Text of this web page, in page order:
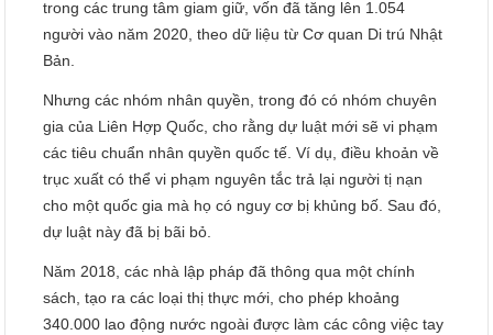
trong các trung tâm giam giữ, vốn đã tăng lên 1.054
người vào năm 2020, theo dữ liệu từ Cơ quan Di trú Nhật
Bản.
Nhưng các nhóm nhân quyền, trong đó có nhóm chuyên
gia của Liên Hợp Quốc, cho rằng dự luật mới sẽ vi phạm
các tiêu chuẩn nhân quyền quốc tế. Ví dụ, điều khoản về
trục xuất có thể vi phạm nguyên tắc trả lại người tị nạn
cho một quốc gia mà họ có nguy cơ bị khủng bố. Sau đó,
dự luật này đã bị bãi bỏ.
Năm 2018, các nhà lập pháp đã thông qua một chính
sách, tạo ra các loại thị thực mới, cho phép khoảng
340.000 lao động nước ngoài được làm các công việc tay